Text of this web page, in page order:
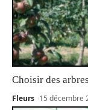
Choisir des
Fleurs 15 décembre